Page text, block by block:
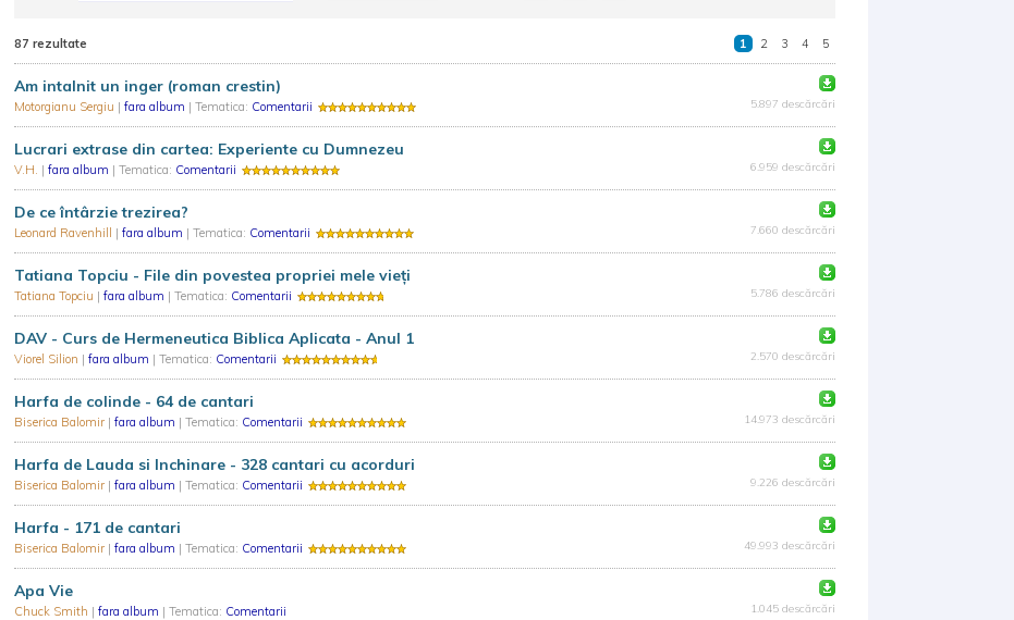
87 rezultate 1 2 3 4 5
Am intalnit un inger (roman crestin)
Motorgianu Sergiu | fara album | Tematica: Comentarii 5.897 descărcări
Lucrari extrase din cartea: Experiente cu Dumnezeu
V.H. | fara album | Tematica: Comentarii 6.959 descărcări
De ce întârzie trezirea?
Leonard Ravenhill | fara album | Tematica: Comentarii 7.660 descărcări
Tatiana Topciu - File din povestea propriei mele vieţi
Tatiana Topciu | fara album | Tematica: Comentarii 5.786 descărcări
DAV - Curs de Hermeneutica Biblica Aplicata - Anul 1
Viorel Silion | fara album | Tematica: Comentarii 2.570 descărcări
Harfa de colinde - 64 de cantari
Biserica Balomir | fara album | Tematica: Comentarii 14.973 descărcări
Harfa de Lauda si Inchinare - 328 cantari cu acorduri
Biserica Balomir | fara album | Tematica: Comentarii 9.226 descărcări
Harfa - 171 de cantari
Biserica Balomir | fara album | Tematica: Comentarii 49.993 descărcări
Apa Vie
Chuck Smith | fara album | Tematica: Comentarii 1.045 descărcări